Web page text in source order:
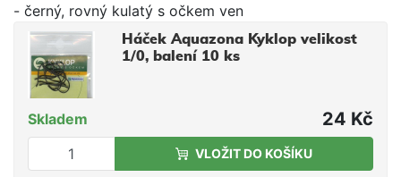
- černý, rovný kulatý s očkem ven
Háček Aquazona Kyklop velikost
1/0, balení 10 ks
Skladem 24 Kč
VLOŽIT DO KOŠÍKU